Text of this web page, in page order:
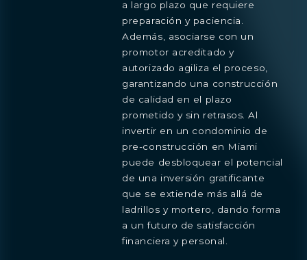
a largo plazo que requiere
preparación y paciencia.
Además, asociarse con un
promotor acreditado y
autorizado agiliza el proceso,
garantizando una construcción
de calidad en el plazo
prometido y sin retrasos. Al
invertir en un condominio de
pre-construcción en Miami
puede desbloquear el potencial
de una inversión gratificante
que se extiende más allá de
ladrillos y mortero, dando forma
a un futuro de satisfacción
financiera y personal.